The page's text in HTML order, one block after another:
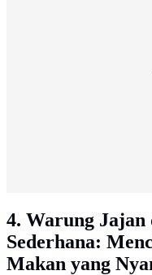
4. Warung
Sederhana:
Makan yang